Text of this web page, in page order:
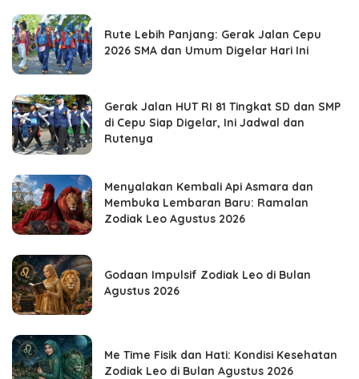
Rute Lebih Panjang: Gerak Jalan Cepu
2026 SMA dan Umum Digelar Hari Ini
Gerak Jalan HUT RI 81 Tingkat SD dan SMP
di Cepu Siap Digelar, Ini Jadwal dan
Rutenya
Menyalakan Kembali Api Asmara dan
Membuka Lembaran Baru: Ramalan
Zodiak Leo Agustus 2026
Godaan Impulsif Zodiak Leo di Bulan
Agustus 2026
Me Time Fisik dan Hati: Kondisi Kesehatan
Zodiak Leo di Bulan Agustus 2026